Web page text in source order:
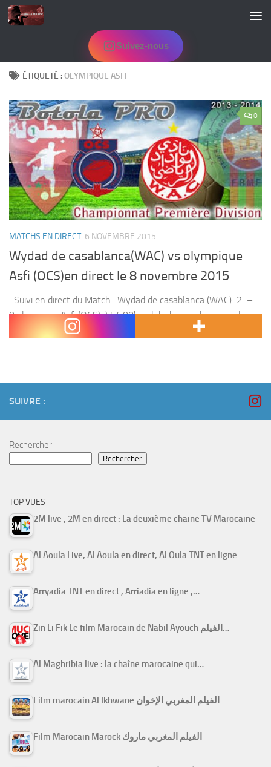
Skip to content
Suivez-nous
ÉTIQUETÉ :OLYMPIQUE ASFI
0
MATCHS EN DIRECT 6 NOVEMBRE 2015
Wydad de casablanca(WAC) vs olympique
Asfi (OCS)en direct le 8 novembre 2015
Suivi en direct du Match : Wydad de casablanca (WAC) 2 –
0 olympique Asfi (OCS) ) 54:00′ : salah dine saidi marque le
premier but pour le WAC 80:00′ : houssni...
SUIVRE :
Rechercher
Rechercher
TOP VUES
2M live , 2M en direct : La deuxième chaine TV Marocaine
Al Aoula Live, Al Aoula en direct, Al Oula TNT en ligne
Arryadia TNT en direct , Arriadia en ligne ,…
Zin Li Fik Le film Marocain de Nabil Ayouch الفيلم…
Al Maghribia live : la chaîne marocaine qui…
Film marocain Al Ikhwane الفيلم المغربي الإخوان
Film Marocain Marock الفيلم المغربي ماروك